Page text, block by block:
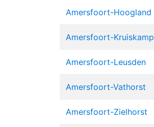
Amersfoort-Hoogland
Amersfoort-Kruiskamp
Amersfoort-Leusden
Amersfoort-Vathorst
Amersfoort-Zielhorst